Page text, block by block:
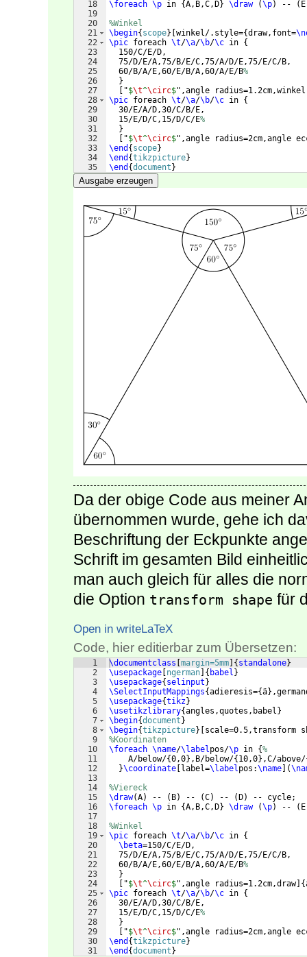
18
19
20
21
22
23
24
25
26
27
28
29
30
31
32
33
34
35
\foreach \p in {A,B,C,D} \draw (\p) -- ( E
%Winkel
\begin{ scope} winkel/.style={draw,font=
\pic foreach \t/\a/\b/\c in {
  150/C/E/D,
  75/D/E/A,75/B/E/C,75/A/D/E,75/E/C/B,
  60/B/A/E,60/E/B/A,60/A/E/B
%
}
"$\t^\circ$",angle radius=1.2cm,winkel
\pic foreach \t/\a/\b/\c in {
  30/E/A/D,30/C/B/E,
  15/E/D/C,15/D/C/E
%
}
"$\t^\circ$",angle radius=2cm,angle
\end { scope}
\end {tikzpicture}
\end {document }
Ausgabe erzeugen
Da der obige Code aus meiner
übernommen wurde, gehe ich
Beschriftung der Eckpunkte
Schrift im gesamten Bild
man auch gleich für alles die
die Option transform shape für
Open in writeLaTeX
Code, hier editierbar zum Übersetzen:
1
2
3
4
5
6
7
8
9
10
11
12
13
14
15
16
17
18
19
20
21
22
23
24
25
26
27
28
29
30
31
\documentclass margin=5mm { standalone}
\usepackage ngerman { babel }
\usepackage{ selinput }
\SelectInputMappings{adieresis={ä}
\usepackage{tikz}
\usetikzlibrary{angles,quotes,babel }
\begin{document }
\begin{tikzpicture}
scale=0.5,transform
%Koordinaten
\foreach \name/\labelpos/\p in {%
    A/below/
{0,0} ,B/below/{ 10,0} ,C/above/
}\coordinate label=\labelpos:\name (
%Viereck
\draw(A) -- ( B) -- (C) -- ( D)
-- cycle;
\foreach \p in {A,B,C,D} \draw (\p) -- ( E
%Winkel
\pic foreach \t/\a/\b/\c in {
\beta=150/C/E/D,
  75/D/E/A,75/B/E/C,75/A/D/E,75/E/C/B,
  60/B/A/E,60/E/B/A,60/A/E/B
%
}
"$\t^\circ$",angle radius=1.2cm,draw] {
\pic foreach \t/\a/\b/\c in {
  30/E/A/D,30/C/B/E,
  15/E/D/C,15/D/C/E
%
}
"$\t^\circ$",angle radius=2cm,angle
\end {tikzpicture}
\end {document }